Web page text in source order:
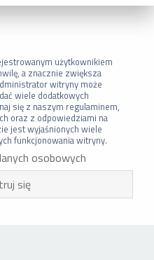
użytkownikiem
a znacznie zwiększa
witryny może
wiele dodatkowych
się z naszym regulaminem,
oraz z odpowiedziami na
jest wyjaśnionych wiele
funkcjonowania witryny.
osobowych
się